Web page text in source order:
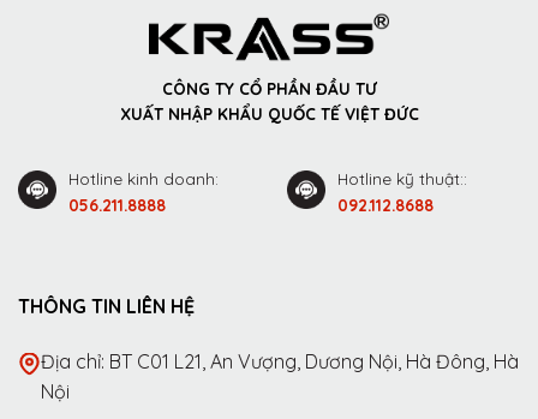
CÔNG TY CỔ PHẦN ĐẦU TƯ
XUẤT NHẬP KHẨU QUỐC TẾ VIỆT ĐỨC
Hotline kinh doanh:
056.211.8888
Hotline kỹ thuật::
092.112.8688
THÔNG TIN LIÊN HỆ
Địa chỉ: BT C01 L21, An Vượng, Dương Nội, Hà Đông, Hà
Nội